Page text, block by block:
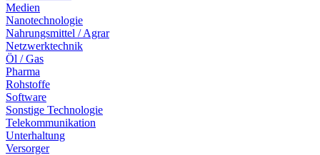
Medien
Nanotechnologie
Nahrungsmittel / Agrar
Netzwerktechnik
Öl / Gas
Pharma
Rohstoffe
Software
Sonstige Technologie
Telekommunikation
Unterhaltung
Versorger